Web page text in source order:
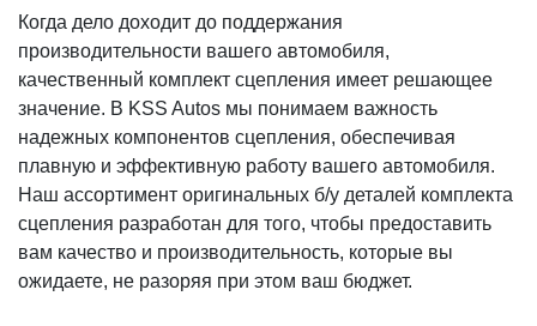
Когда дело доходит до поддержания
производительности вашего автомобиля,
качественный комплект сцепления имеет решающее
значение. В KSS Autos мы понимаем важность
надежных компонентов сцепления, обеспечивая
плавную и эффективную работу вашего автомобиля.
Наш ассортимент оригинальных б/у деталей комплекта
сцепления разработан для того, чтобы предоставить
вам качество и производительность, которые вы
ожидаете, не разоряя при этом ваш бюджет.